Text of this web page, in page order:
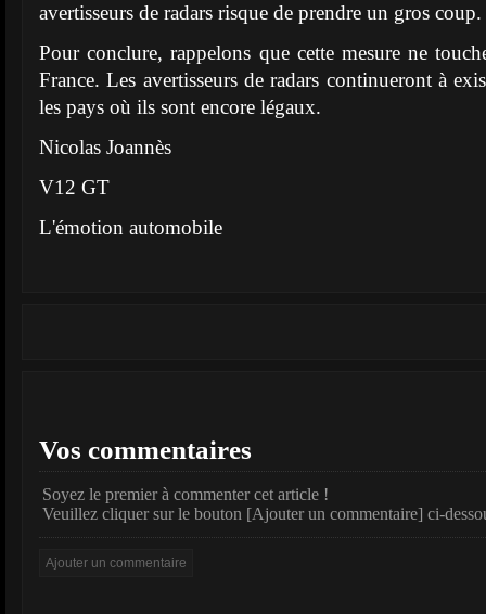
avertisseurs de radars risque de prendre un gros
Pour conclure, rappelons que cette mesure ne
France. Les avertisseurs de radars continueront à
les pays où ils sont encore légaux.
Nicolas Joannès
V12 GT
L'émotion automobile
Vos commentaires
Soyez le premier à commenter cet article !
Veuillez cliquer sur le bouton [Ajouter un commentaire] ci-